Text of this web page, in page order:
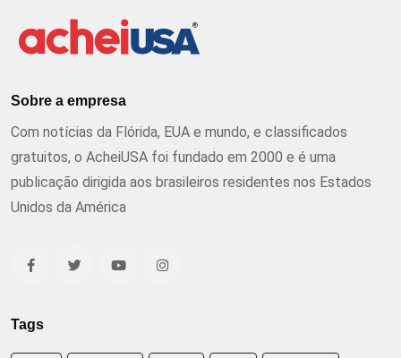
Sobre a empresa
Com notícias da Flórida, EUA e mundo, e classificados
gratuitos, o AcheiUSA foi fundado em 2000 e é uma
publicação dirigida aos brasileiros residentes nos Estados
Unidos da América
Tags